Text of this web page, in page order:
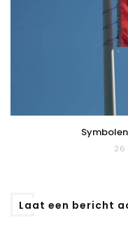
26
Laat een bericht